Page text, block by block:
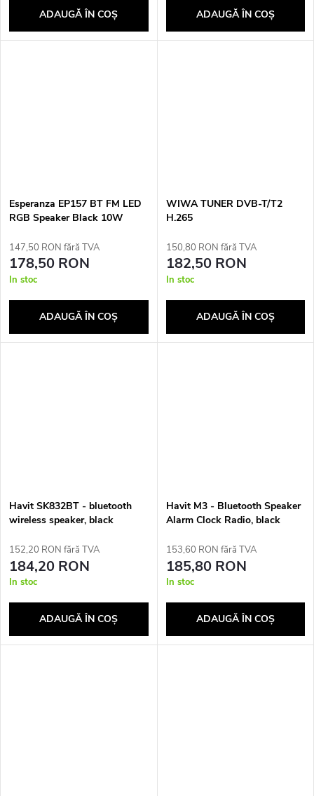
ADAUGĂ ÎN COŞ ADAUGĂ ÎN COŞ
Esperanza EP157 BT FM LED
RGB Speaker Black 10W
147,50 RON fără TVA
178,50 RON
In stoc
ADAUGĂ ÎN COŞ
WIWA TUNER DVB-T/T2
H.265
150,80 RON fără TVA
182,50 RON
In stoc
ADAUGĂ ÎN COŞ
Havit SK832BT - bluetooth
wireless speaker, black
152,20 RON fără TVA
184,20 RON
In stoc
ADAUGĂ ÎN COŞ
Havit M3 - Bluetooth Speaker
Alarm Clock Radio, black
153,60 RON fără TVA
185,80 RON
In stoc
ADAUGĂ ÎN COŞ